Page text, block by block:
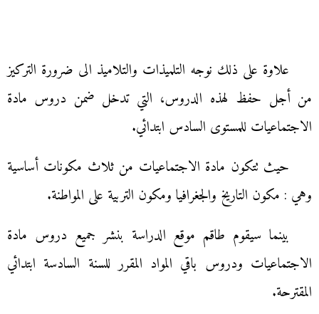
علاوة على ذلك نوجه التلميذات والتلاميذ الى ضرورة التركيز
من أجل حفظ لهذه الدروس، التي تدخل ضمن دروس مادة
الاجتماعيات للمستوى السادس ابتدائي.
حيث تتكون مادة الاجتماعيات من ثلاث مكونات أساسية
وهي : مكون التاريخ والجغرافيا ومكون التربية على المواطنة.
بينما سيقوم طاقم موقع الدراسة بنشر جميع دروس مادة
الاجتماعيات ودروس باقي المواد المقرر للسنة السادسة ابتدائي
المقترحة.